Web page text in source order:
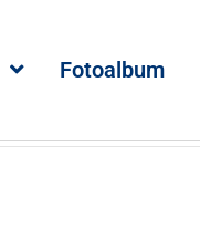
Fotoalbum